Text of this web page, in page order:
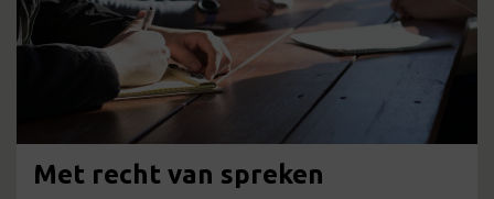
Met recht van spreken